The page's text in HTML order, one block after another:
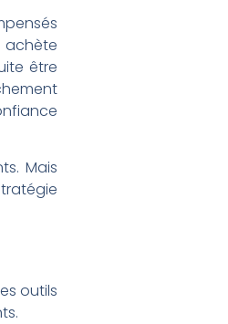
achète
être
Mais
outils